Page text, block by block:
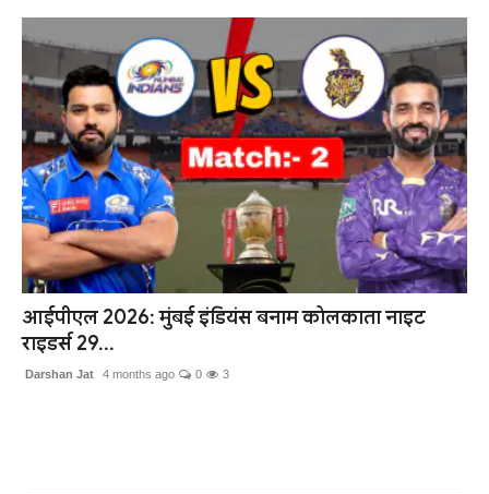
आईपीएल 2026: मुंबई इंडियंस बनाम कोलकाता नाइट
राइडर्स 29...
Darshan Jat 4 months ago 0 3